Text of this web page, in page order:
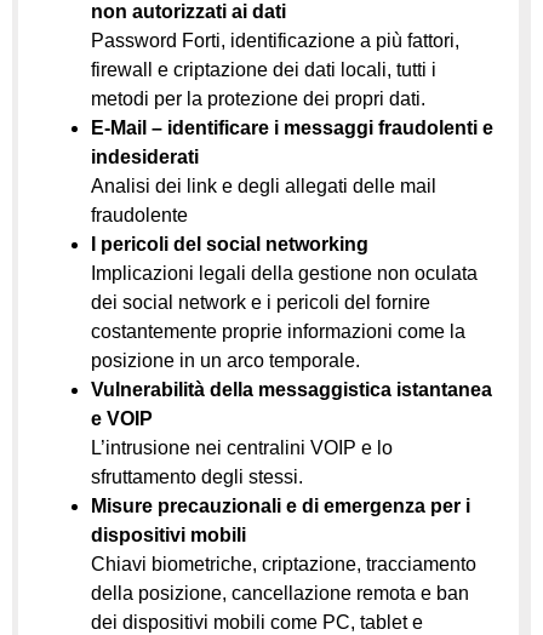
non autorizzati ai dati
Password Forti, identificazione a più fattori,
firewall e criptazione dei dati locali, tutti i
metodi per la protezione dei propri dati.
E-Mail – identificare i messaggi fraudolenti e
indesiderati
Analisi dei link e degli allegati delle mail
fraudolente
I pericoli del social networking
Implicazioni legali della gestione non oculata
dei social network e i pericoli del fornire
costantemente proprie informazioni come la
posizione in un arco temporale.
Vulnerabilità della messaggistica istantanea
e VOIP
L’intrusione nei centralini VOIP e lo
sfruttamento degli stessi.
Misure precauzionali e di emergenza per i
dispositivi mobili
Chiavi biometriche, criptazione, tracciamento
della posizione, cancellazione remota e ban
dei dispositivi mobili come PC, tablet e